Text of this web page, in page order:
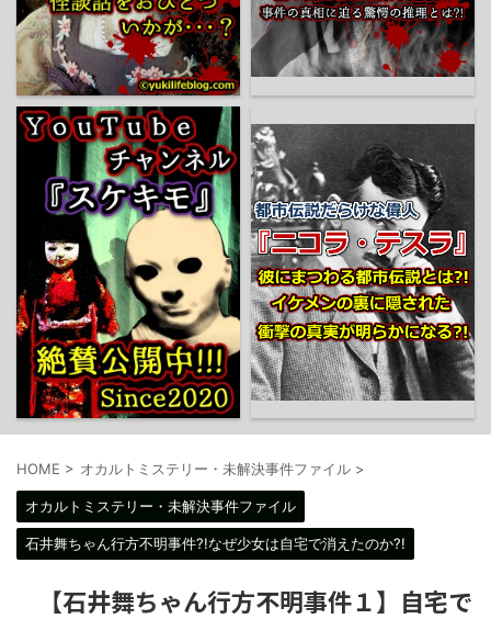
HOME > オカルトミステリー・未解決事件ファイル >
オカルトミステリー・未解決事件ファイル
石井舞ちゃん行方不明事件?!なぜ少女は自宅で消えたのか?!
【石井舞ちゃん行方不明事件１】自宅で